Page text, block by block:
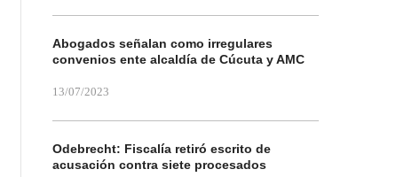
Abogados señalan como irregulares
convenios ente alcaldía de Cúcuta y AMC
13/07/2023
Odebrecht: Fiscalía retiró escrito de
acusación contra siete procesados